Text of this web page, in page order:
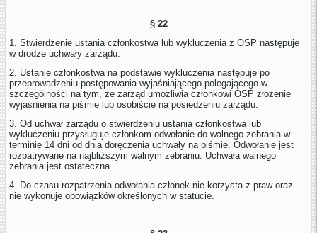
§ 22
1. Stwierdzenie ustania członkostwa lub wykluczenia z OSP następuje
w drodze uchwały zarządu.
2. Ustanie członkostwa na podstawie wykluczenia następuje po
przeprowadzeniu postępowania wyjaśniającego polegającego w
szczególności na tym, że zarząd umożliwia członkowi OSP złożenie
wyjaśnienia na piśmie lub osobiście na posiedzeniu zarządu.
3. Od uchwał zarządu o stwierdzeniu ustania członkostwa lub
wykluczeniu przysługuje członkom odwołanie do walnego zebrania w
terminie 14 dni od dnia doręczenia uchwały na piśmie. Odwołanie jest
rozpatrywane na najbliższym walnym zebraniu. Uchwała walnego
zebrania jest ostateczna.
4. Do czasu rozpatrzenia odwołania członek nie korzysta z praw oraz
nie wykonuje obowiązków określonych w statucie.